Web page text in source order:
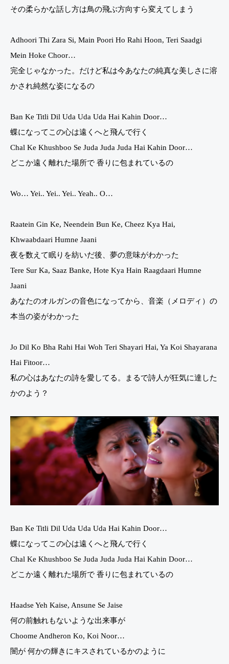
その柔らかな話し方は鳥の飛ぶ方向すら変えてしまう
Adhoori Thi Zara Si, Main Poori Ho Rahi Hoon, Teri Saadgi
Mein Hoke Choor…
完全じゃなかった。だけど私は今あなたの純真な美しさに溶
かされ純然な姿になるの
Ban Ke Titli Dil Uda Uda Uda Hai Kahin Door…
蝶になってこの心は遠くへと飛んで行く
Chal Ke Khushboo Se Juda Juda Juda Hai Kahin Door…
どこか遠く離れた場所で 香りに包まれているの
Wo… Yei.. Yei.. Yei.. Yeah.. O…
Raatein Gin Ke, Neendein Bun Ke, Cheez Kya Hai,
Khwaabdaari Humne Jaani
夜を数えて眠りを紡いだ後、夢の意味がわかった
Tere Sur Ka, Saaz Banke, Hote Kya Hain Raagdaari Humne
Jaani
あなたのオルガンの音色になってから、音楽（メロディ）の
本当の姿がわかった
Jo Dil Ko Bha Rahi Hai Woh Teri Shayari Hai, Ya Koi Shayarana
Hai Fitoor…
私の心はあなたの詩を愛してる。まるで詩人が狂気に達した
かのよう？
Ban Ke Titli Dil Uda Uda Uda Hai Kahin Door…
蝶になってこの心は遠くへと飛んで行く
Chal Ke Khushboo Se Juda Juda Juda Hai Kahin Door…
どこか遠く離れた場所で 香りに包まれているの
Haadse Yeh Kaise, Ansune Se Jaise
何の前触れもないような出来事が
Choome Andheron Ko, Koi Noor…
闇が 何かの輝きにキスされているかのように